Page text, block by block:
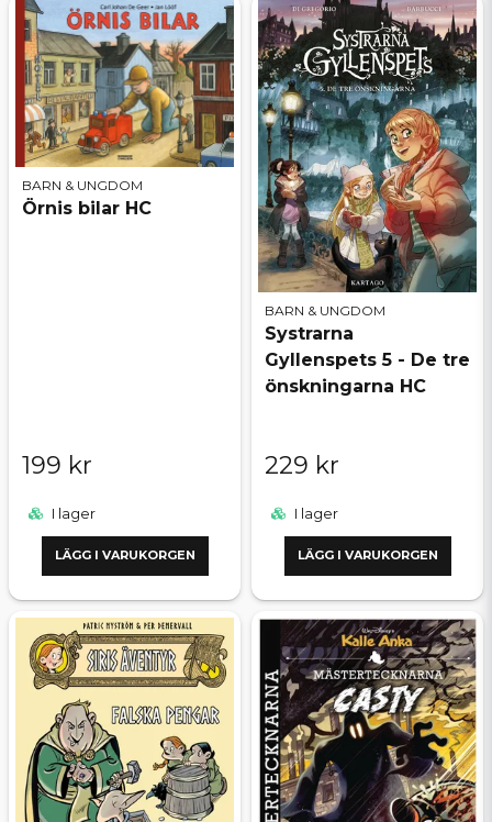
Karaktär
BATMAN
BARN & UNGDOM
Örnis bilar HC
199 kr
I lager
LÄGG I VARUKORGEN
BARN & UNGDOM
Systrarna
Gyllenspets 5 - De tre
önskningarna HC
229 kr
I lager
LÄGG I VARUKORGEN